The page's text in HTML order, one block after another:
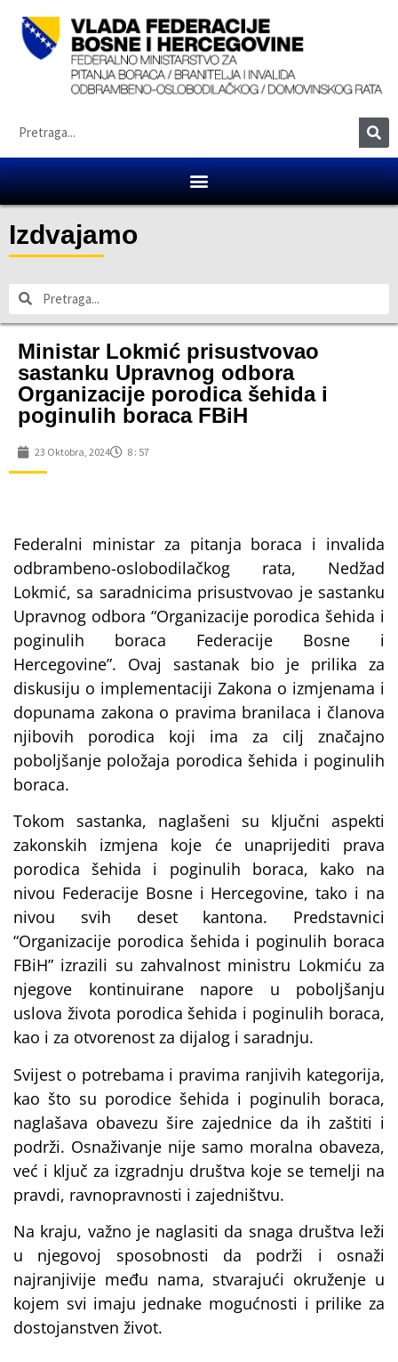
Izdvajamo
Ministar Lokmić prisustvovao
sastanku Upravnog odbora
Organizacije porodica šehida i
poginulih boraca FBiH
23 Oktobra, 2024 8 : 57
Federalni ministar za pitanja boraca i invalida
odbrambeno-oslobodilačkog rata, Nedžad
Lokmić, sa saradnicima prisustvovao je sastanku
Upravnog odbora “Organizacije porodica šehida i
poginulih boraca Federacije Bosne i
Hercegovine”. Ovaj sastanak bio je prilika za
diskusiju o implementaciji Zakona o izmjenama i
dopunama zakona o pravima branilaca i članova
njibovih porodica koji ima za cilj značajno
poboljšanje položaja porodica šehida i poginulih
boraca.
Tokom sastanka, naglašeni su ključni aspekti
zakonskih izmjena koje će unaprijediti prava
porodica šehida i poginulih boraca, kako na
nivou Federacije Bosne i Hercegovine, tako i na
nivou svih deset kantona. Predstavnici
“Organizacije porodica šehida i poginulih boraca
FBiH” izrazili su zahvalnost ministru Lokmiću za
njegove kontinuirane napore u poboljšanju
uslova života porodica šehida i poginulih boraca,
kao i za otvorenost za dijalog i saradnju.
Svijest o potrebama i pravima ranjivih kategorija,
kao što su porodice šehida i poginulih boraca,
naglašava obavezu šire zajednice da ih zaštiti i
podrži. Osnaživanje nije samo moralna obaveza,
već i ključ za izgradnju društva koje se temelji na
pravdi, ravnopravnosti i zajedništvu.
Na kraju, važno je naglasiti da snaga društva leži
u njegovoj sposobnosti da podrži i osnaži
najranjivije među nama, stvarajući okruženje u
kojem svi imaju jednake mogućnosti i prilike za
dostojanstven život.